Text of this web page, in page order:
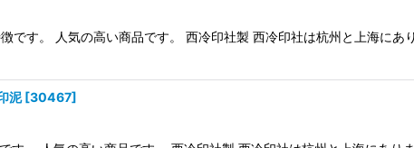
です。 人気の高い商品です。 西冷印社製 西冷印社は杭州と上海にあ
泥 [30467]